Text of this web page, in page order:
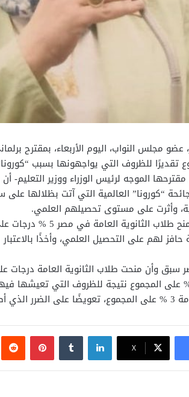
للظروف التي يواجهونها بسبب
الموجه لرئيس الوزراء ووزير
“كورونا” العالمية التي آتت بظلالها على
وأثرت على مستوى تحصيلهم العلمي.
وأوضحت خضر، أن منح
حافز لهم على التحصيل العلمي، وأخذًا
سبق وأن منحت طلاب الثانوية العامة درجات
‫X
لينكدإن بينتيريست